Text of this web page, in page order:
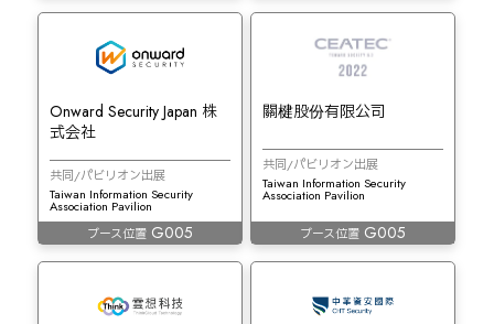
Onward Security Japan 株
式会社
共同/パビリオン出展
Taiwan Information Security
Association Pavilion
ブース位置G005
關楗股份有限公司
共同/パビリオン出展
Taiwan Information Security
Association Pavilion
ブース位置G005